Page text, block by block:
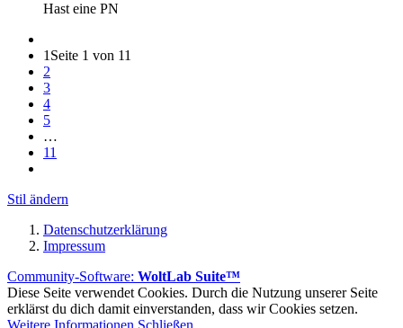
Hast eine PN
1 Seite 1 von 11
2
3
4
5
…
11
Stil ändern
Datenschutzerklärung
Impressum
Community-Software: WoltLab Suite™
Diese Seite verwendet Cookies. Durch die Nutzung unserer Seite
erklärst du dich damit einverstanden, dass wir Cookies setzen.
Weitere Informationen Schließen